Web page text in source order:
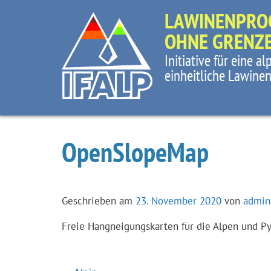
OHNE
Initiative für eine
einheitliche
OpenSlopeMap
Geschrieben am 23. November 2020 von admin
Freie Hangneigungskarten für die Alpen und